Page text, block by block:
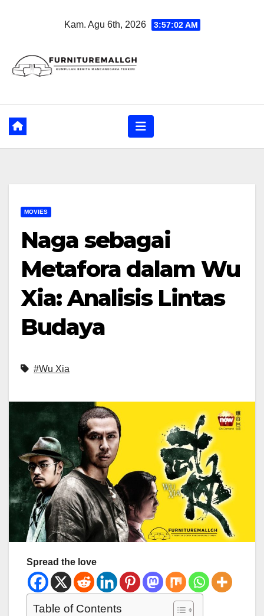
Kam. Agu 6th, 2026 3:57:03 AM
MOVIES
Naga sebagai
Metafora dalam Wu
Xia: Analisis Lintas
Budaya
#Wu Xia
Spread the love
Table of Contents